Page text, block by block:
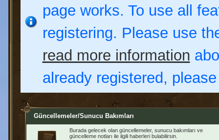
page works. To use all
registering. Please use
read more information
already registered,
Güncellemeler/Sunucu Bakımları
Burada gelecek olan güncellemeler, sunucu bakımları ve
güncelleme notları ile ilgili haberleri bulabilirsin.